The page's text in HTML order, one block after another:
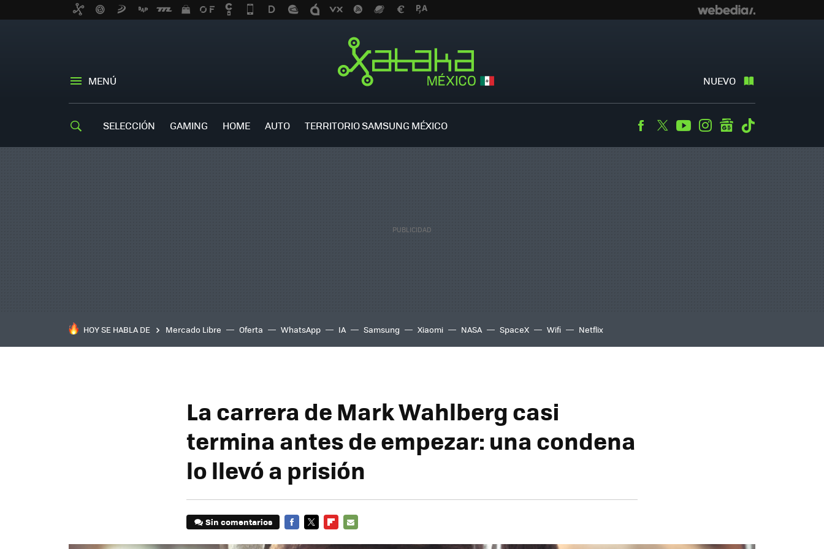
MENÚ NUEVO
SELECCIÓN GAMING HOME AUTO TERRITORIO SAMSUNG MÉXICO Facebook
TwitterYoutubeInstagramgooglenews
HOY SE HABLA DE Mercado Libre Oferta WhatsApp IA Samsung Xiaomi NASA SpaceX Wifi Netflix
La carrera de Mark Wahlberg casi
termina antes de empezar: una condena
lo llevó a prisión
Sin comentarios